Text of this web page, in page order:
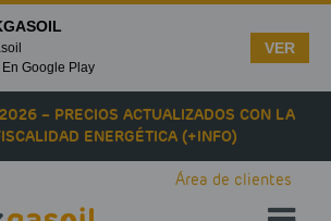
– PRECIOS ACTUALIZADOS CON LA
ENERGÉTICA (+INFO)
Área de clientes
En Google Play
VER